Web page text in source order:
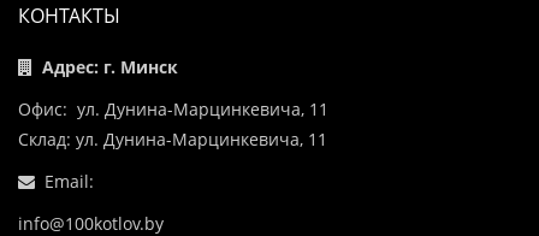
КОНТАКТЫ
Адрес: г. Минск
Офис: ул. Дунина-Марцинкевича, 11
Склад: ул. Дунина-Марцинкевича, 11
Email:
info@100kotlov.by